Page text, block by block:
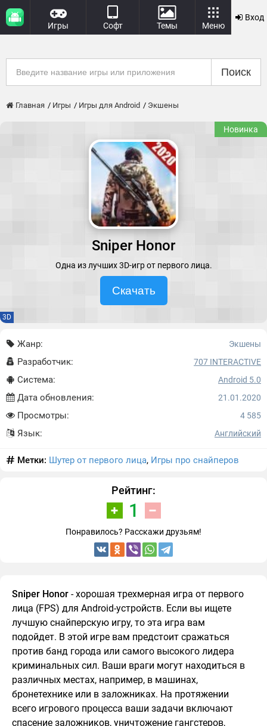
Игры Софт Темы Меню
Вход
Поиск
Главная Игры Игры для Android Экшены
Новинка
Sniper Honor
Одна из лучших 3D-игр от первого лица.
Скачать
3D
Жанр: Экшены
Разработчик: 707 INTERACTIVE
Система: Android 5.0
Дата обновления: 21.01.2020
Просмотры: 4 585
Язык: Английский
Метки: Шутер от первого лица, Игры про снайперов
Рейтинг:
1
Понравилось? Расскажи друзьям!
Sniper Honor - хорошая трехмерная игра от первого
лица (FPS) для Android-устройств. Если вы ищете
лучшую снайперскую игру, то эта игра вам
подойдет. В этой игре вам предстоит сражаться
против банд города или самого высокого лидера
криминальных сил. Ваши враги могут находиться в
различных местах, например, в машинах,
бронетехнике или в заложниках. На протяжении
всего игрового процесса ваши задачи включают
спасение заложников, уничтожение гангстеров,